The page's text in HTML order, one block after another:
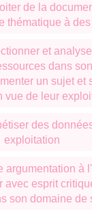
de la
thématique à
et
dans
un sujet et
vue de leur
des
exploitation
argumentation à
avec esprit
son domaine de